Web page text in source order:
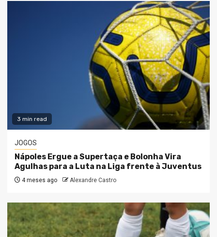
3 min read
JOGOS
Nápoles Ergue a Supertaça e Bolonha Vira
Agulhas para a Luta na Liga frente à Juventus
4 meses ago Alexandre Castro